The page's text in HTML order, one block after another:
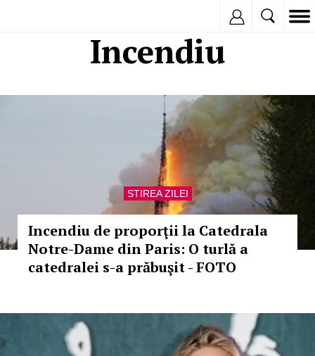
Incendiu
STIREA ZILEI
Incendiu de proporţii la Catedrala
Notre-Dame din Paris: O turlă a
catedralei s-a prăbuşit - FOTO